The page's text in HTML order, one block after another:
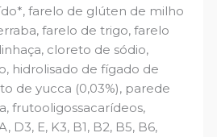
farelo de glúten de milho
farelo de trigo, farelo
cloreto de sódio,
hidrolisado de fígado de
de yucca (0,03%), parede
frutooligossacarídeos,
D3, E, K3, B1, B2, B5, B6,